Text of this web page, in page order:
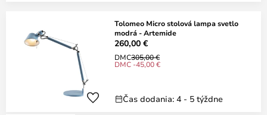
Tolomeo Micro stolová lampa svetlo
modrá - Artemide
260,00 €
DMC305,00 €
DMC -45,00 €
Čas dodania: 4 - 5 týždne